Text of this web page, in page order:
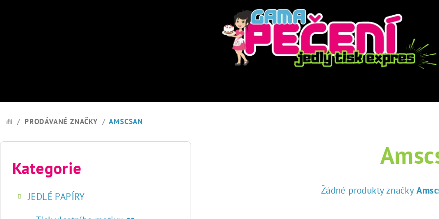
DOMŮ
/ PRODÁVANÉ ZNAČKY / AMSCSAN
P
Přeskočit
kategorie
Kategorie
JEDLÉ PAPÍRY
Žádné produkty značky